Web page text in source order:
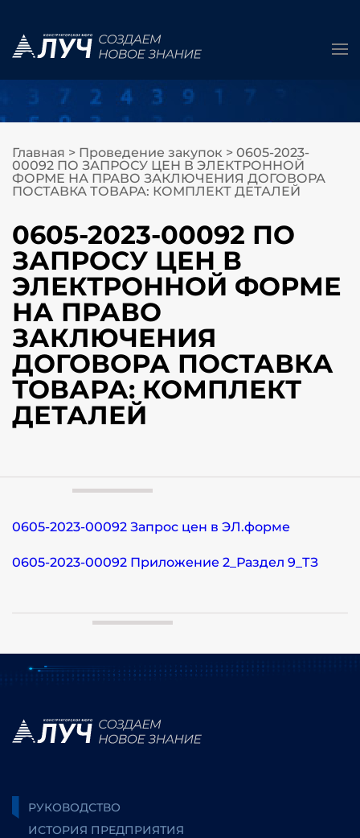
Главная > Проведение закупок > 0605-2023-
00092 ПО ЗАПРОСУ ЦЕН В ЭЛЕКТРОННОЙ
ФОРМЕ НА ПРАВО ЗАКЛЮЧЕНИЯ ДОГОВОРА
ПОСТАВКА ТОВАРА: КОМПЛЕКТ ДЕТАЛЕЙ
0605-2023-00092 ПО
ЗАПРОСУ ЦЕН В
ЭЛЕКТРОННОЙ ФОРМЕ
НА ПРАВО
ЗАКЛЮЧЕНИЯ
ДОГОВОРА ПОСТАВКА
ТОВАРА: КОМПЛЕКТ
ДЕТАЛЕЙ
0605-2023-00092 Запрос цен в ЭЛ.форме
0605-2023-00092 Приложение 2_Раздел 9_ТЗ
РУКОВОДСТВО
ИСТОРИЯ ПРЕДПРИЯТИЯ